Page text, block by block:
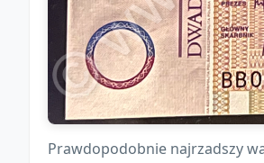
Prawdopodobnie najrzadszy